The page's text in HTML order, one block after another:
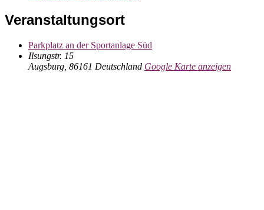
Veranstaltungsort
Parkplatz an der Sportanlage Süd
Ilsungstr. 15
Augsburg 86161 Deutschland Google Karte anzeigen